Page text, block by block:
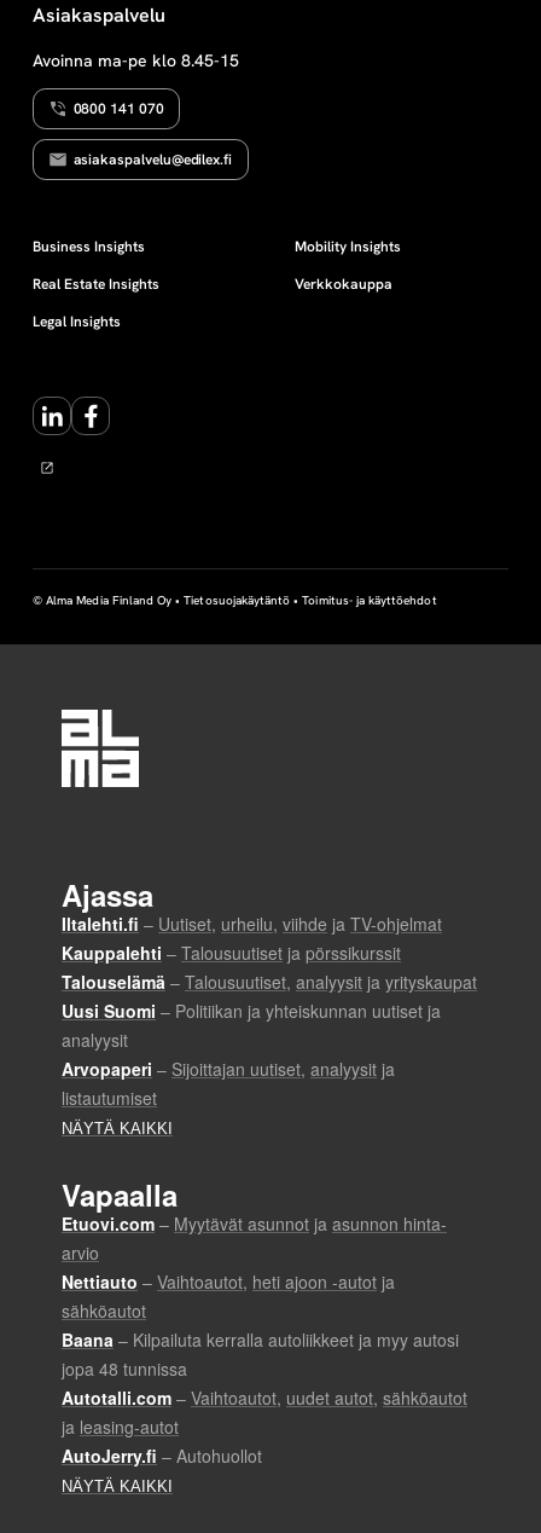
Asiakaspalvelu
Avoinna ma-pe klo 8.45-15
0800 141 070
asiakaspalvelu@edilex.fi
Business Insights
Real Estate Insights
Legal Insights
Mobility Insights
Verkkokauppa
LinkedInFacebook
© Alma Media Finland Oy •Tietosuojakäytäntö •Toimitus- ja käyttöehdot